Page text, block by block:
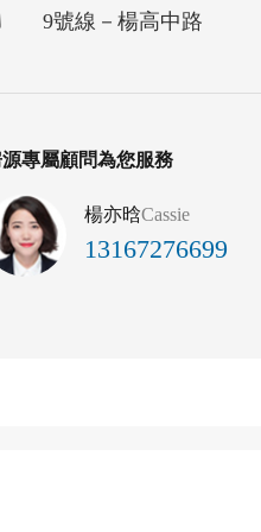
9號線－楊高中路
專屬顧問為您服務
楊亦晗Cassie
13167276699